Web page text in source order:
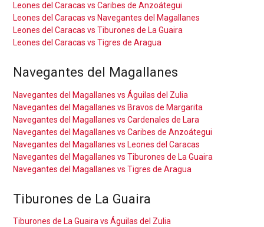
Leones del Caracas vs Caribes de Anzoátegui
Leones del Caracas vs Navegantes del Magallanes
Leones del Caracas vs Tiburones de La Guaira
Leones del Caracas vs Tigres de Aragua
Navegantes del Magallanes
Navegantes del Magallanes vs Águilas del Zulia
Navegantes del Magallanes vs Bravos de Margarita
Navegantes del Magallanes vs Cardenales de Lara
Navegantes del Magallanes vs Caribes de Anzoátegui
Navegantes del Magallanes vs Leones del Caracas
Navegantes del Magallanes vs Tiburones de La Guaira
Navegantes del Magallanes vs Tigres de Aragua
Tiburones de La Guaira
Tiburones de La Guaira vs Águilas del Zulia